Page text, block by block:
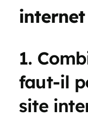
1.
faut-il
site